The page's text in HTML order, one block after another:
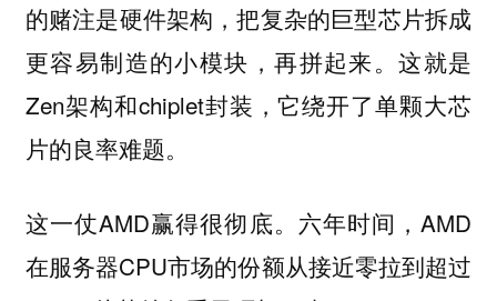
的赌注是硬件架构，把复杂的巨型芯片拆成
更容易制造的小模块，再拼起来。这就是
Zen架构和chiplet封装，它绕开了单颗大芯
片的良率难题。
这一仗AMD赢得很彻底。六年时间，AMD
在服务器CPU市场的份额从接近零拉到超过